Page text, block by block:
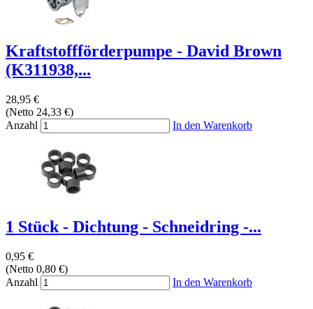
Kraftstoffförderpumpe - David Brown
(K311938,...
28,95 €
(Netto 24,33 €)
Anzahl
In den Warenkorb
1 Stück - Dichtung - Schneidring -...
0,95 €
(Netto 0,80 €)
Anzahl
In den Warenkorb